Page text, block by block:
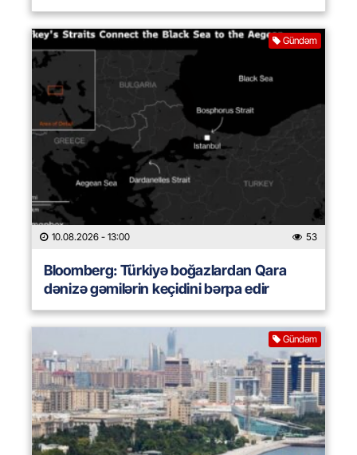
Gündəm
10.08.2026 - 13:00 53
Bloomberg: Türkiyə boğazlardan Qara
dənizə gəmilərin keçidini bərpa edir
Gündəm